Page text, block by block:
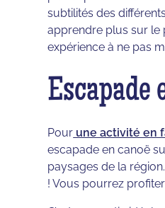
subtilités des
apprendre plus sur le
expérience à ne pas
Escapade
Pour une activité en
escapade en canoë
paysages de la
! Vous pourrez